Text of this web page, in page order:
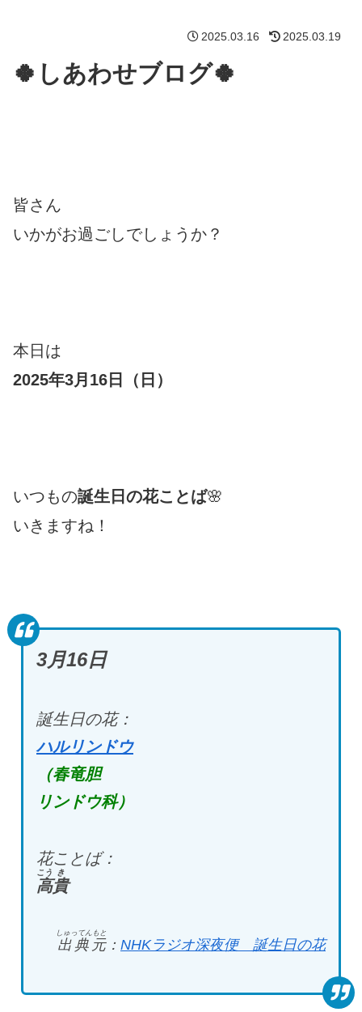
2025.03.16 2025.03.19
🍀しあわせブログ🍀
皆さん
いかがお過ごしでしょうか？
本日は
2025年3月16日（日 ）
いつもの誕生日の花ことば🌸
いきますね！
3月16日
誕生日の花：
ハルリンドウ
（春竜胆
リンドウ科）
花ことば：
高
こう
貴
き
出典元
しゅってんもと
： NHKラジオ深夜便 誕生日の花